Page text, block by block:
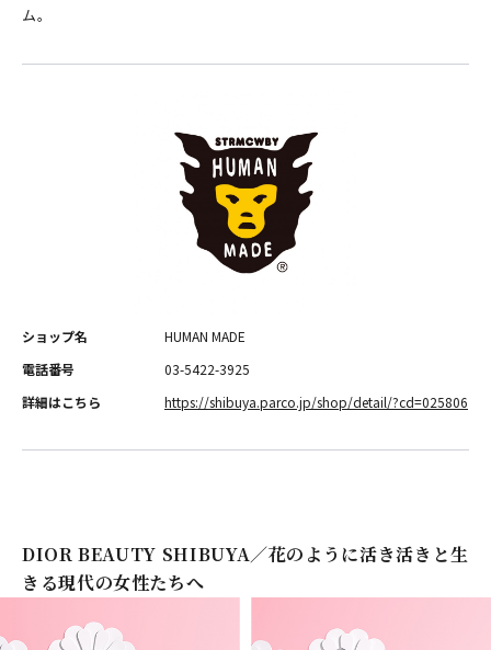
ム。
ショップ名
HUMAN MADE
電話番号
03-5422-3925
詳細はこちら
https://shibuya.parco.jp/shop/detail/?cd=025806
DIOR BEAUTY SHIBUYA／花のように活き活きと生
きる現代の女性たちへ